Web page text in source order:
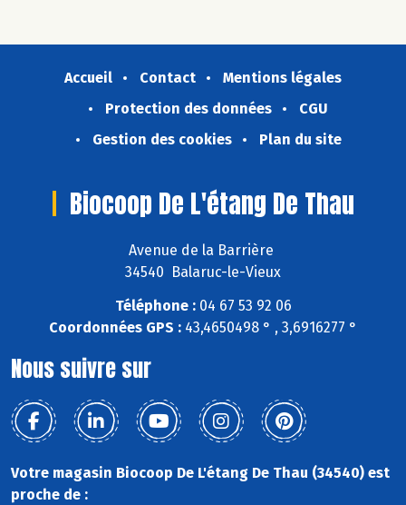
Accueil Contact
Mentions légales
Protection des données
CGU
Gestion des cookies
Plan du site
Biocoop De L'étang De Thau
Avenue de la Barrière
34540 Balaruc-le-Vieux
Téléphone :04 67 53 92 06
Coordonnées GPS : 43,4650498 ° , 3,6916277 °
Nous suivre sur
Votre magasin Biocoop De L'étang De Thau (34540) est
proche de :